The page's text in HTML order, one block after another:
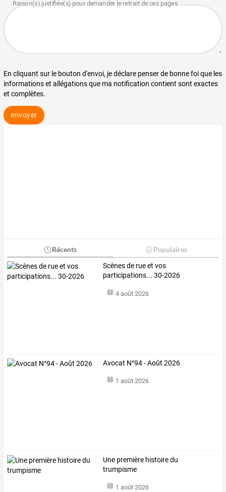
En cliquant sur le bouton d'envoi, je déclare penser de bonne foi que les
informations et allégations que ma notification contient sont exactes
et complètes.
envoyer
Récents Populaires
Scènes de rue et vos
participations... 30-2026
4 août 2026
Avocat N°94 - Août 2026
1 août 2026
Une première histoire du
trumpisme
1 août 2026